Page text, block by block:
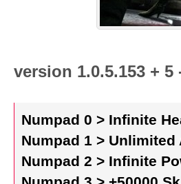
version 1.0.5.153 + 5
Numpad 0 > Infinite
Numpad 1 > Unlimited
Numpad 2 > Infinite